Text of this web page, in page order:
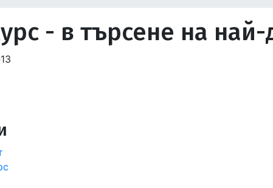
- в търсене на най-